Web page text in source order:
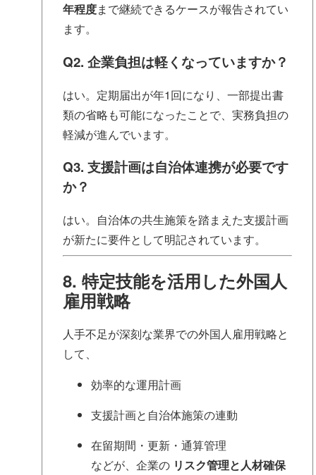
年程度まで継続できるケースが報告されてい
ます。
Q2. 企業負担は軽くなっていますか？
はい。定期届出が年1回になり、一部提出書
類の省略も可能になったことで、実務負担の
軽減が進んでいます。
Q3. 支援計画は自治体連携が必要です
か？
はい。自治体の共生施策を踏まえた支援計画
が新たに要件として明記されています。
8. 特定技能を活用した外国人
雇用戦略
人手不足が深刻な業界での外国人雇用戦略と
して、
効率的な運用計画
支援計画と自治体施策の連動
在留期間・更新・通算管理
などが、企業の リスク管理と人材確保